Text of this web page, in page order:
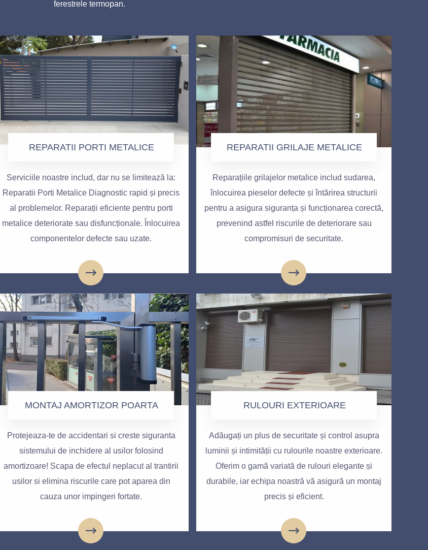
ferestrele termopan.
REPARATII PORTI METALICE
Serviciile noastre includ, dar nu se limitează la:
Reparatii Porti Metalice Diagnostic rapid și precis
al problemelor. Reparații eficiente pentru porti
metalice deteriorate sau disfuncționale. Înlocuirea
componentelor defecte sau uzate.
REPARATII GRILAJE METALICE
Reparațiile grilajelor metalice includ sudarea,
înlocuirea pieselor defecte și întărirea structurii
pentru a asigura siguranța și funcționarea corectă,
prevenind astfel riscurile de deteriorare sau
compromisuri de securitate.
MONTAJ AMORTIZOR POARTA
Protejeaza-te de accidentari si creste siguranta
sistemului de inchidere al usilor folosind
amortizoare! Scapa de efectul neplacut al trantirii
usilor si elimina riscurile care pot aparea din
cauza unor impingeri fortate.
RULOURI EXTERIOARE
Adăugați un plus de securitate și control asupra
luminii și intimității cu rulourile noastre exterioare.
Oferim o gamă variată de rulouri elegante și
durabile, iar echipa noastră vă asigură un montaj
precis și eficient.